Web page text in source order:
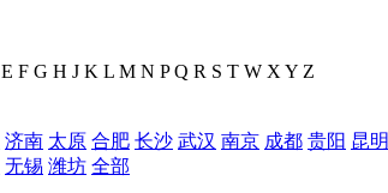
E F G H J K L M N P Q R S T W X Y Z
济南 太原 合肥 长沙 武汉 南京 成都 贵阳 昆明
无锡 潍坊 全部